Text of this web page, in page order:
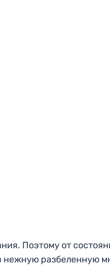
Поэтому от
разбеленную